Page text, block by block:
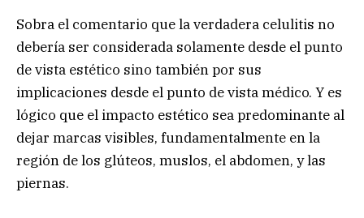
Sobra el comentario que la verdadera celulitis no
debería ser considerada solamente desde el punto
de vista estético sino también por sus
implicaciones desde el punto de vista médico. Y es
lógico que el impacto estético sea predominante al
dejar marcas visibles, fundamentalmente en la
región de los glúteos, muslos, el abdomen, y las
piernas.